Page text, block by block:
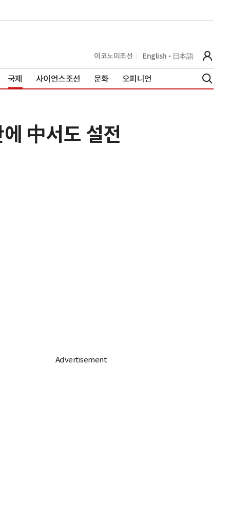
이코노미조선 English 日本語
국제 사이언스조선 문화 오피니언
中서도 설전